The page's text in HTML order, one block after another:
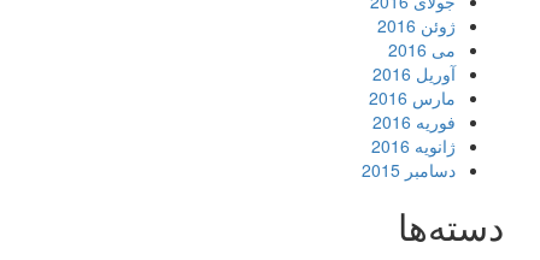
ژوئن 2016
می 2016
آوریل 2016
مارس 2016
فوریه 2016
ژانویه 2016
دسامبر 2015
دسته‌ها